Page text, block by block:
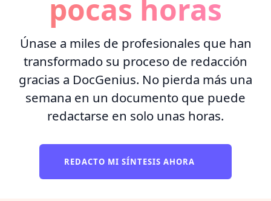
pocas horas
Únase a miles de profesionales que han
transformado su proceso de redacción
gracias a DocGenius. No pierda más una
semana en un documento que puede
redactarse en solo unas horas.
REDACTO MI SÍNTESIS AHORA